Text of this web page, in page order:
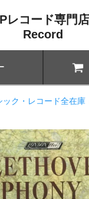
レコード専門
Record
ック・レコード全在庫